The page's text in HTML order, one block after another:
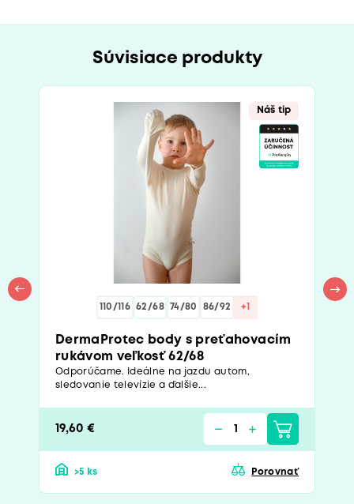
Súvisiace produkty
Náš tip
110/116 62/68 74/80 86/92 +1
DermaProtec body s preťahovacím
rukávom veľkosť 62/68
Odporúčame. Ideálne na jazdu autom,
sledovanie televízie a ďalšie...
19,60 €
>5 ks Porovnať